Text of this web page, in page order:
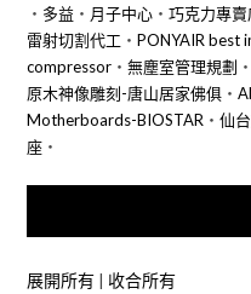
‧ 多益‧ 月子中心‧ 巧克力專賣
雷射切割代工 ‧ PONYAIR best
compressor‧ 無塵室管理規劃 ‧
原木神像雕刻-唐山居家佛俱‧
Motherboards-BIOSTAR ‧ 仙
座‧
展開所有| 收合所有